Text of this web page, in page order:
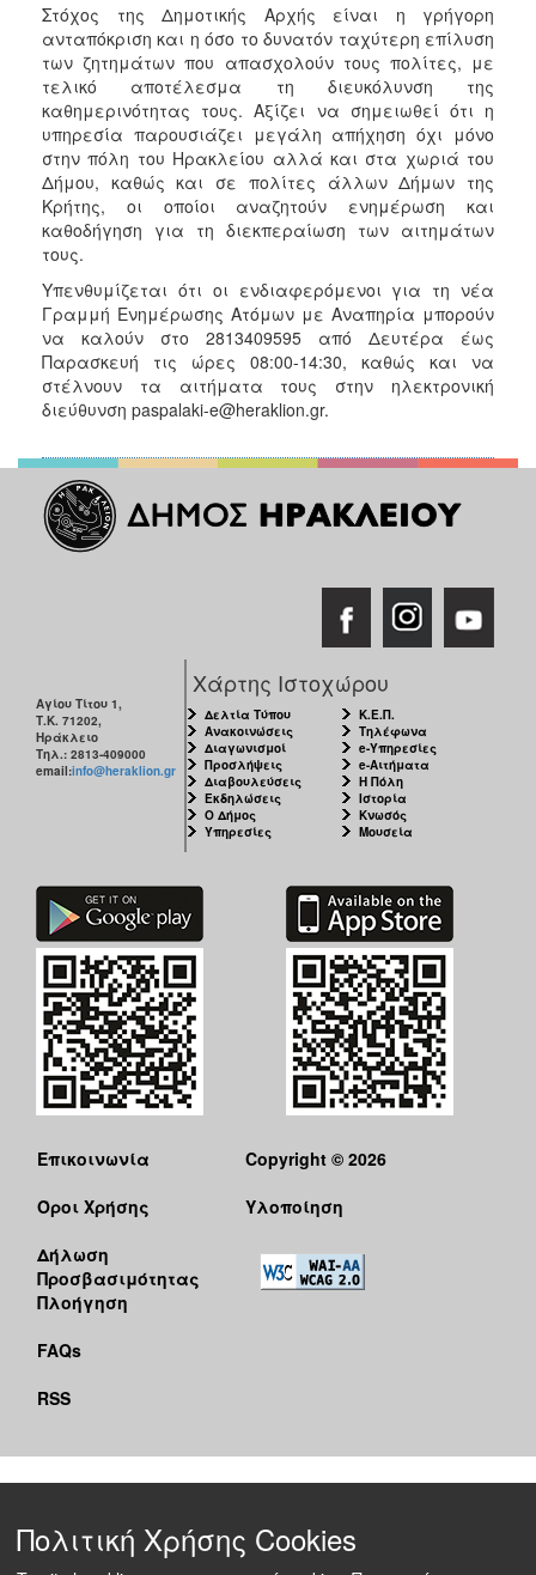
Στόχος της Δημοτικής Αρχής είναι η γρήγορη
ανταπόκριση και η όσο το δυνατόν ταχύτερη επίλυση
των ζητημάτων που απασχολούν τους πολίτες, με
τελικό αποτέλεσμα τη διευκόλυνση της
καθημερινότητας τους. Αξίζει να σημειωθεί ότι η
υπηρεσία παρουσιάζει μεγάλη απήχηση όχι μόνο
στην πόλη του Ηρακλείου αλλά και στα χωριά του
Δήμου, καθώς και σε πολίτες άλλων Δήμων της
Κρήτης, οι οποίοι αναζητούν ενημέρωση και
καθοδήγηση για τη διεκπεραίωση των αιτημάτων
τους.
Υπενθυμίζεται ότι οι ενδιαφερόμενοι για τη νέα
Γραμμή Ενημέρωσης Ατόμων με Αναπηρία μπορούν
να καλούν στο 2813409595 από Δευτέρα έως
Παρασκευή τις ώρες 08:00-14:30, καθώς και να
στέλνουν τα αιτήματα τους στην ηλεκτρονική
διεύθυνση paspalaki-e@heraklion.gr.
Αγίου Τίτου 1,
Τ.Κ. 71202,
Ηράκλειο
Τηλ.: 2813-409000
email:info@heraklion.gr
Χάρτης Ιστοχώρου
Δελτία Τύπου
Ανακοινώσεις
Διαγωνισμοί
Προσλήψεις
Διαβουλεύσεις
Εκδηλώσεις
Ο Δήμος
Υπηρεσίες
Κ.Ε.Π.
Τηλέφωνα
e-Υπηρεσίες
e-Αιτήματα
Η Πόλη
Ιστορία
Κνωσός
Μουσεία
Επικοινωνία
Όροι Χρήσης
Δήλωση
Προσβασιμότητας
Πλοήγηση
FAQs
RSS
Copyright © 2026
Υλοποίηση
Πολιτική Χρήσης Cookies